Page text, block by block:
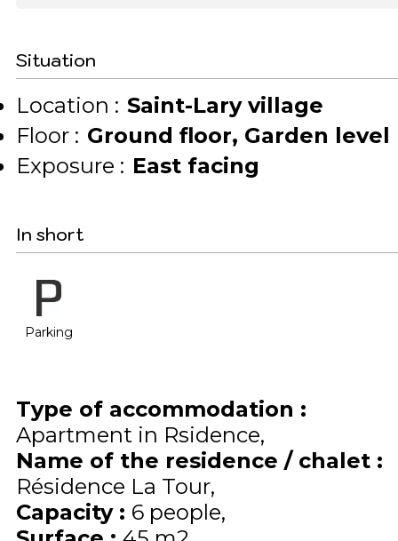
Situation
Location : Saint-Lary village
Floor : Ground floor Garden level
Exposure : East facing
In short
Parking
Type of accommodation :
Apartment in Rsidence
Name of the residence / chalet :
Résidence La Tour
Capacity : 6 people